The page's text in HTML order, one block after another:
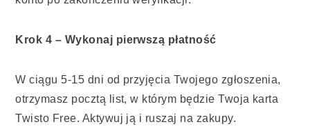
Krok 4 – Wykonaj pierwszą płatność
W ciągu 5-15 dni od przyjęcia Twojego zgłoszenia,
otrzymasz pocztą list, w którym będzie Twoja karta
Twisto Free. Aktywuj ją i ruszaj na zakupy.